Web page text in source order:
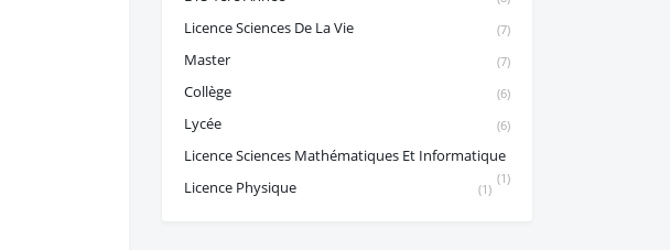
Licence Sciences De La Vie (7)
Master (7)
Collège (6)
Lycée (6)
Licence Sciences Mathématiques Et Informatique
(1)
Licence Physique (1)